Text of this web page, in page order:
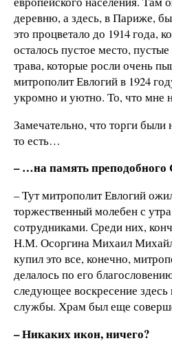
деревню, а здесь, в Париже,
это процветало до 1914 года,
осталось пустое место,
трава, которые росли очень
митрополит Евлогий в 1924
укромно и уютно. То, что мне
Замечательно, что торги
то есть…
– …на память преподобного
– Тут митрополит Евлогий
торжественный молебен с
сотрудниками. Среди них,
Н.М. Осоргина Михаил
купил это все, конечно,
делалось по его
следующее воскресение
службы. Храм был еще
– Никаких икон, ничего?